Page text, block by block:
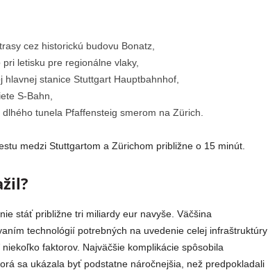
cez historickú budovu Bonatz,
letisku pre regionálne vlaky,
stanice Stuttgart Hauptbahnhof,
S-Bahn,
tunela Pfaffensteig smerom na Zürich.
medzi Stuttgartom a Zürichom približne o 15 minút.
stáť približne tri miliardy eur navyše. Väčšina
technológií potrebných na uvedenie celej infraštruktúry
faktorov. Najväčšie komplikácie spôsobila
sa ukázala byť podstatne náročnejšia, než predpokladali